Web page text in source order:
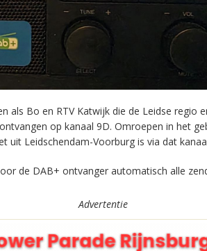
als Bo en RTV Katwijk die de Leidse regio
op kanaal 9D. Omroepen in het
uit Leidschendam-Voorburg is via dat
de DAB+ ontvanger automatisch alle
Advertentie